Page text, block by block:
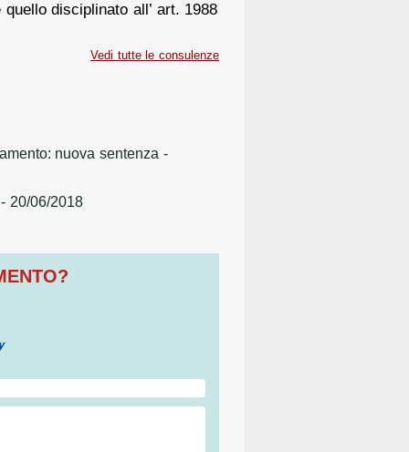
disciplinato all’ art. 1988
Vedi tutte le consulenze
nuova sentenza -
20/06/2018